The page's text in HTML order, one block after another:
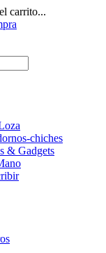
carrito...
chiches
& Gadgets